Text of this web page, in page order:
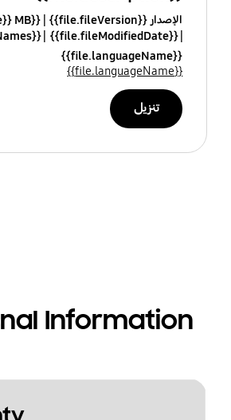
الإصدار {{file.fileVersion}}
{{file.fileSize}} MB
{{file.fileModifiedDate}}
{{file.osNames}}
{{file.languageName}}
{{file.languageName}}
تنزيل
Information